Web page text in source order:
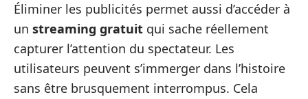
Éliminer les publicités permet aussi d’accéder à
un streaming gratuit qui sache réellement
capturer l’attention du spectateur. Les
utilisateurs peuvent s’immerger dans l’histoire
sans être brusquement interrompus. Cela